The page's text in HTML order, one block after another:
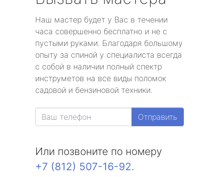
Наш мастер будет у Вас в течении
часа совершенно бесплатно и не с
пустыми руками. Благодаря большому
опыту за спиной у специалиста всегда
с собой в наличии полный спектр
инструметов на все виды поломок
садовой и бензиновой техники.
Отправить
Или позвоните по номеру
+7 (812) 507-16-92.